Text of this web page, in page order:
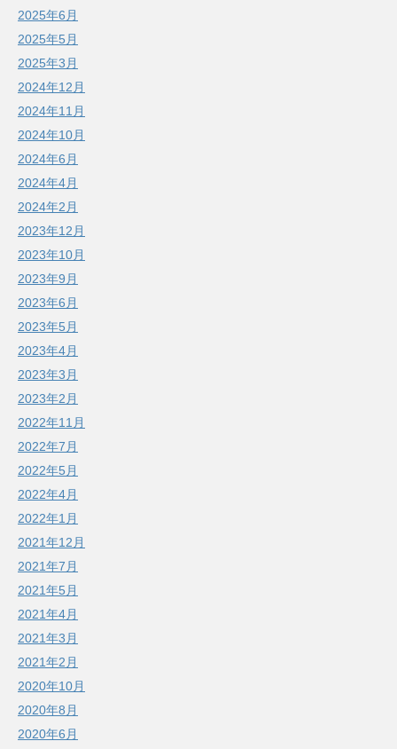
2025年6月
2025年5月
2025年3月
2024年12月
2024年11月
2024年10月
2024年6月
2024年4月
2024年2月
2023年12月
2023年10月
2023年9月
2023年6月
2023年5月
2023年4月
2023年3月
2023年2月
2022年11月
2022年7月
2022年5月
2022年4月
2022年1月
2021年12月
2021年7月
2021年5月
2021年4月
2021年3月
2021年2月
2020年10月
2020年8月
2020年6月